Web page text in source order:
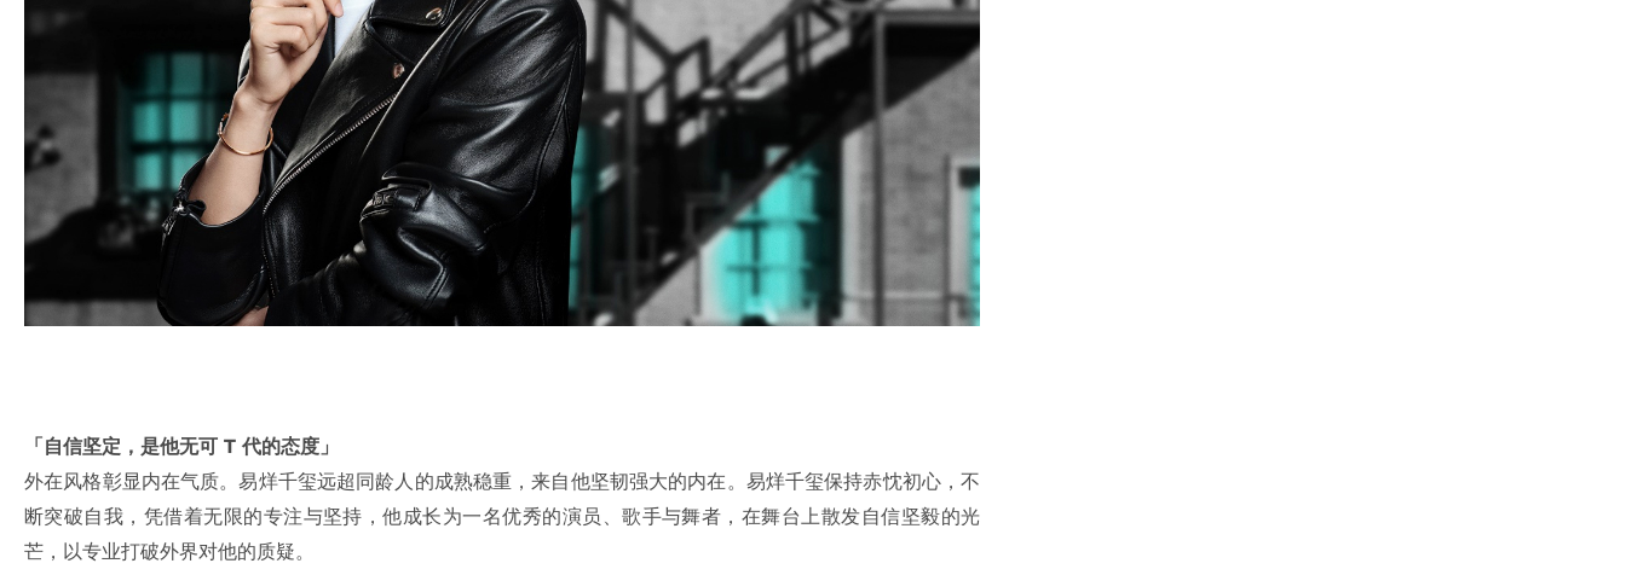
「自信坚定，是他无可 T 代的态度」
外在风格彰显内在气质。易烊千玺远超同龄人的成熟稳重，来自他坚韧强大的内在。易烊千玺保持赤忱初心，不
断突破自我，凭借着无限的专注与坚持，他成长为一名优秀的演员、歌手与舞者，在舞台上散发自信坚毅的光
芒，以专业打破外界对他的质疑。